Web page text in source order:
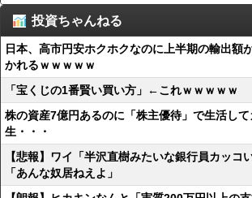
投資ちゃんねる
日本、高市円安ホクホクなのに上半期の輸出額
かれるｗｗｗｗｗ
「宝くじの1番賢い買い方」←これｗｗｗｗｗ
株の資産7億円あるのに「株主優待」で生活して
生・・・
【悲報】ワイ「半沢直樹みたいな銀行員カッコ
「あんな奴居ねえよ」